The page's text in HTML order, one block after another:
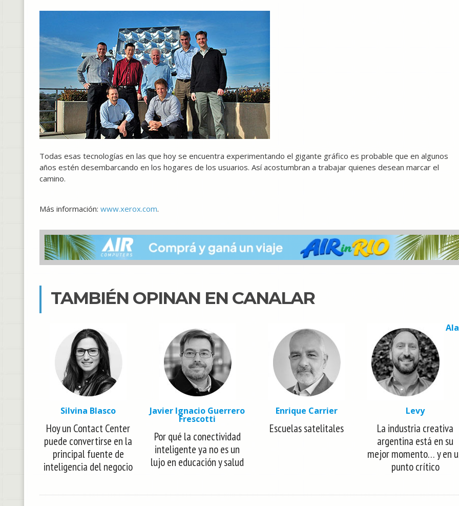
Todas esas tecnologías en las que hoy se encuentra experimentando el gigante gráfico es probable que en algunos
años estén desembarcando en los hogares de los usuarios. Así acostumbran a trabajar quienes desean marcar el
camino.
Más información: www.xerox.com.
TAMBIÉN OPINAN EN CANALAR
Silvina Blasco
Hoy un Contact Center
puede convertirse en la
principal fuente de
inteligencia del negocio
Javier Ignacio Guerrero
Frescotti
Por qué la conectividad
inteligente ya no es un
lujo en educación y salud
Enrique Carrier
Escuelas satelitales
Levy
La industria creativa
argentina está en su
mejor momento… y en
punto crítico